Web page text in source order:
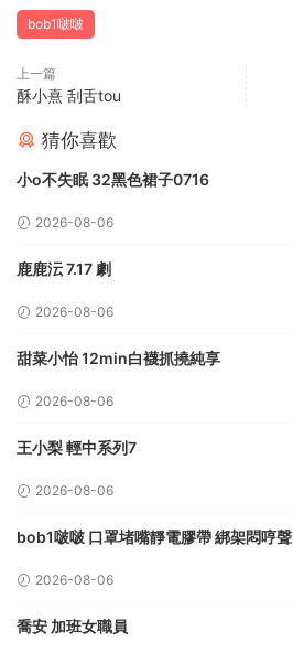
bob1啵啵
上一篇
酥小熹 刮舌tou
猜你喜歡
小o不失眠 32黑色裙子0716
2026-08-06
鹿鹿沄 7.17 劇
2026-08-06
甜菜小怡 12min白襪抓撓純享
2026-08-06
王小梨 輕中系列7
2026-08-06
bob1啵啵 口罩堵嘴靜電膠帶 綁架悶哼聲
2026-08-06
喬安 加班女職員